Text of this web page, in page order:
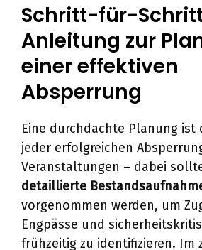
Schritt-für-
Anleitung zur
einer effektiven
Absperrung
Eine durchdachte Planung ist
jeder erfolgreichen
Veranstaltungen – dabei
detaillierte
vorgenommen werden, um
Engpässe und
frühzeitig zu identifizieren. Im